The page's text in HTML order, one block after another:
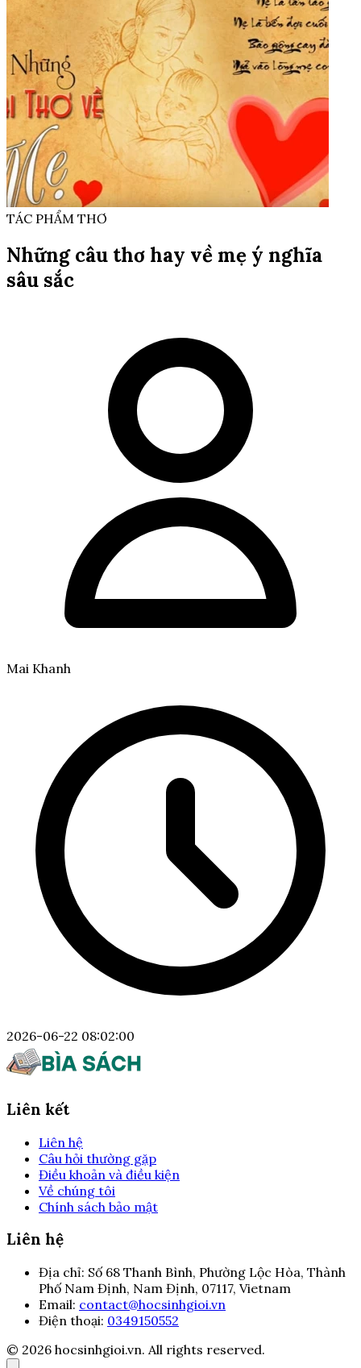
TÁC PHẨM THƠ
Những câu thơ hay về mẹ ý nghĩa
sâu sắc
Mai Khanh
2026-06-22 08:02:00
Liên kết
Liên hệ
Câu hỏi thường gặp
Điều khoản và điều kiện
Về chúng tôi
Chính sách bảo mật
Liên hệ
Địa chỉ: Số 68 Thanh Bình, Phường Lộc Hòa, Thành
Phố Nam Định, Nam Định, 07117, Vietnam
Email: contact@hocsinhgioi.vn
Điện thoại: 0349150552
© 2026 hocsinhgioi.vn. All rights reserved.